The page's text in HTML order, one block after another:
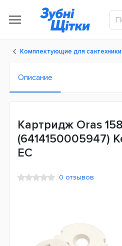
Комплектующие для сантехники
Описание
Картридж Oras
(6414150005947)
ЕС
0 отзывов